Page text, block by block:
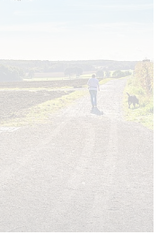
© Wiciok (RVR)